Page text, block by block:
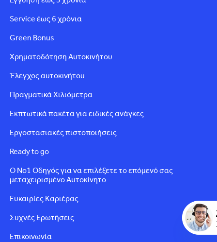
Service έως 6 χρόνια
Green Bonus
Χρηματοδότηση Αυτοκινήτου
Έλεγχος αυτοκινήτου
Πραγματικά Χιλιόμετρα
Εκπτωτικά πακέτα για ειδικές ανάγκες
Εργοστασιακές πιστοποιήσεις
Ready to go
Ο Νο1 Οδηγός για να επιλέξετε το επόμενό σας
μεταχειρισμένο Αυτοκίνητο
Ευκαιρίες Καριέρας
Συχνές Ερωτήσεις
Επικοινωνία